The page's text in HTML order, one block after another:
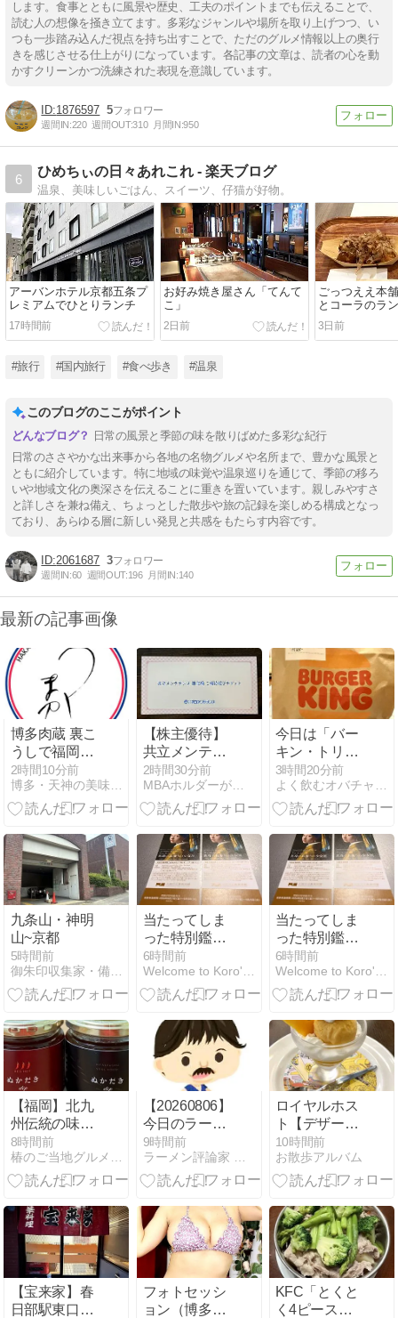
します。食事とともに風景や歴史、工夫のポイントまでも伝えることで、
読む人の想像を掻き立てます。多彩なジャンルや場所を取り上げつつ、い
つも一歩踏み込んだ視点を持ち出すことで、ただのグルメ情報以上の奥行
きを感じさせる仕上がりになっています。各記事の文章は、読者の心を動
かすクリーンかつ洗練された表現を意識しています。
1876597 5
週間IN:220 週間OUT:310 月間IN:950
6
ひめちぃの日々あれこれ - 楽天ブログ
温泉、美味しいごはん、スイーツ、仔猫が好物。
アーバンホテル京都五条プ
レミアムでひとりランチ
17時間前
お好み焼き屋さん「てんて
こ」
2日前
ごっつええ本
とコーラのラ
3日前
#旅行 #国内旅行 #食べ歩き #温泉
このブログのここがポイント
日常の風景と季節の味を散りばめた多彩な紀行
日常のささやかな出来事から各地の名物グルメや名所まで、豊かな風景と
ともに紹介しています。特に地域の味覚や温泉巡りを通じて、季節の移ろ
いや地域文化の奥深さを伝えることに重きを置いています。親しみやすさ
と詳しさを兼ね備え、ちょっとした散歩や旅の記録を楽しめる構成となっ
ており、あらゆる層に新しい発見と共感をもたらす内容です。
2061687 3
週間IN:60 週間OUT:196 月間IN:140
最新の記事画像
博多肉蔵 裏こ
うしで福岡で
は珍しい菊脂
や肉と鯛の巻
物とすき焼き
2時間10分前
博多・天神の美味いものまとめ100選
【株主優待】
共立メンテナ
ンス（9616）
の優待はドー
ミーインだけ
フェやランチ
でも使える🍽️
MBA的解説
2時間30分前
MBAホルダーが保有している株主優待銘柄
今日は「バー
キン・トリプ
ルワッパー」
ダラ日だか
ら、ま、いい
3時間20分前
よく飲むオバチャン＊本日のメニュー
九条山・神明
山~京都
5時間前
御朱印収集家・備忘録
当たってしま
った特別鑑賞
券。──「真珠
の首飾りの少
女展」
6時間前
Welcome to Koro's Garden！
当たってしま
った特別鑑賞
券。──「真珠
の首飾りの少
女展」
6時間前
Welcome to Koro's Garden！
【福岡】北九
州伝統の味
「ぬかだき」
をおしゃれに
アレンジ料理
8時間前
椿のご当地グルメ研究会
【20260806】
今日のラーメ
ンニュース
9時間前
ラーメン評論家 山本剛志の ら〜マニア共和国
ロイヤルホス
ト【デザート
はプチマンゴ
ーパフェ】
10時間前
お散歩アルバム
【宝来家】春
日部駅東口の
フォトセッシ
ョン（博多）
KFC「とくと
く4ピースパ